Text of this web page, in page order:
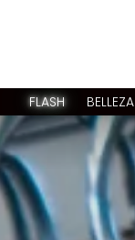
FLASH BELLEZA